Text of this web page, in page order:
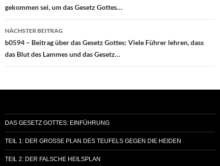
gekommen sei, um das Gesetz Gottes…
NÄCHSTER BEITRAG
b0594 – Beitrag über das Gesetz Gottes: Viele Führer lehren, dass
das Blut des Lammes und das Gesetz…
DAS GESETZ GOTTES: EINFÜHRUNG
TEIL 1: DER GROSSE PLAN DES TEUFELS GEGEN DIE HEIDEN
TEIL 2: DER FALSCHE HEILSPLAN